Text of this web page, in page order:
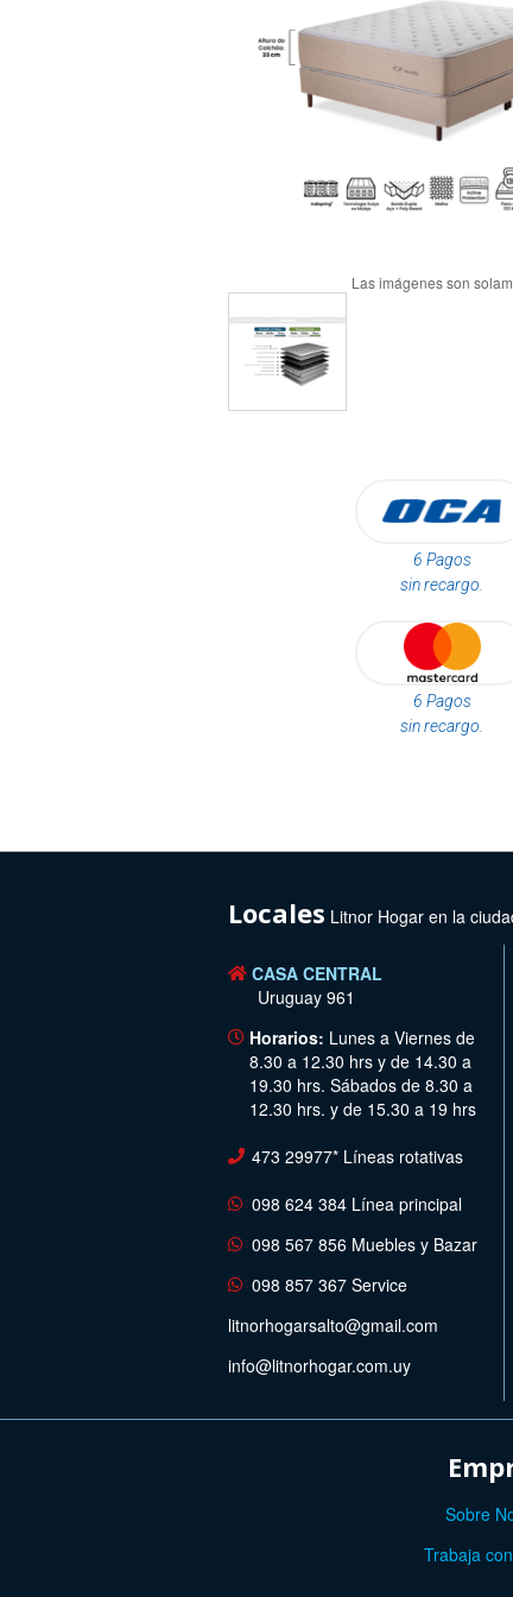
6 Pagos
sin recargo.
6 Pagos
sin recargo.
Locales Litnor Hogar en la
CASA CENTRAL
Uruguay 961
Horarios: Lunes a Viernes de
8.30 a 12.30 hrs y de 14.30 a
19.30 hrs. Sábados de 8.30 a
12.30 hrs. y de 15.30 a 19 hrs
473 29977* Líneas rotativas
098 624 384 Línea principal
098 567 856 Muebles y Bazar
098 857 367 Service
litnorhogarsalto@gmail.com
info@litnorhogar.com.uy
Sobre
Trabaja